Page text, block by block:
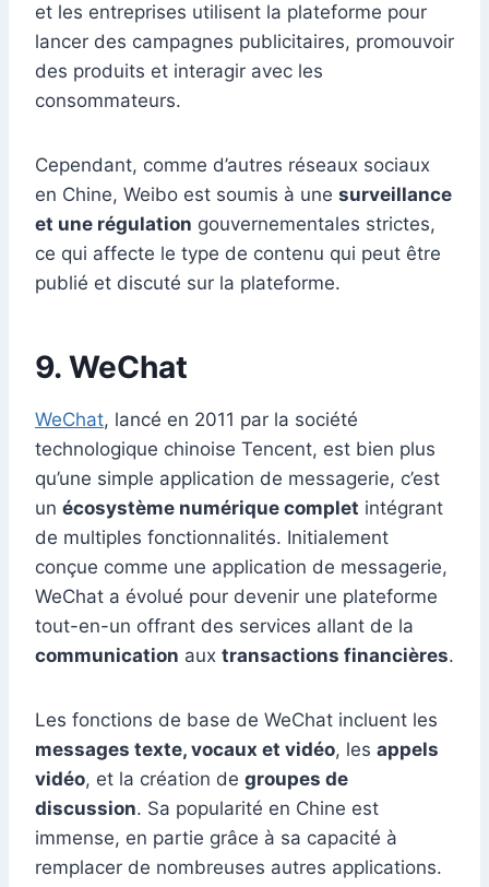
et les entreprises utilisent la plateforme pour
lancer des campagnes publicitaires, promouvoir
des produits et interagir avec les
consommateurs.
Cependant, comme d’autres réseaux sociaux
en Chine, Weibo est soumis à une surveillance
et une régulation gouvernementales strictes,
ce qui affecte le type de contenu qui peut être
publié et discuté sur la plateforme.
9. WeChat
WeChat, lancé en 2011 par la société
technologique chinoise Tencent, est bien plus
qu’une simple application de messagerie, c’est
un écosystème numérique complet intégrant
de multiples fonctionnalités. Initialement
conçue comme une application de messagerie,
WeChat a évolué pour devenir une plateforme
tout-en-un offrant des services allant de la
communication aux transactions financières.
Les fonctions de base de WeChat incluent les
messages texte, vocaux et vidéo, les appels
vidéo, et la création de groupes de
discussion. Sa popularité en Chine est
immense, en partie grâce à sa capacité à
remplacer de nombreuses autres applications.